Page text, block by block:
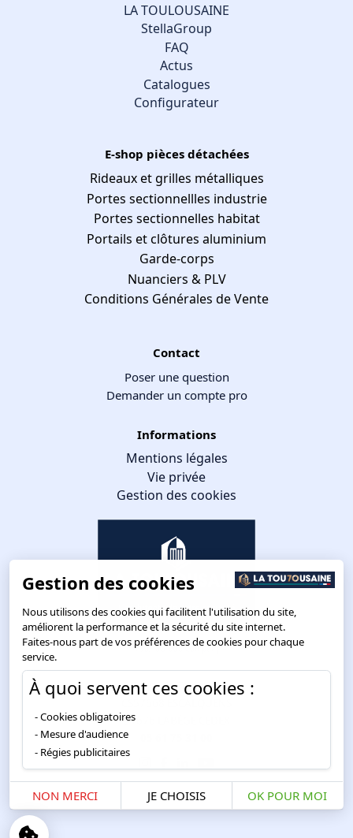
LA TOULOUSAINE
StellaGroup
FAQ
Actus
Catalogues
Configurateur
E-shop pièces détachées
Rideaux et grilles métalliques
Portes sectionnellles industrie
Portes sectionnelles habitat
Portails et clôtures aluminium
Garde-corps
Nuanciers & PLV
Conditions Générales de Vente
Contact
Poser une question
Demander un compte pro
Informations
Mentions légales
Vie privée
Gestion des cookies
Route de Toulouse
31676 LABÈGE CEDEX
Gestion des cookies
Nous utilisons des cookies qui facilitent l'utilisation du site,
améliorent la performance et la sécurité du site internet.
Faites-nous part de vos préférences de cookies pour chaque
service.
À quoi servent ces cookies :
Cookies obligatoires
Mesure d'audience
Régies publicitaires
NON MERCI JE CHOISIS OK POUR MOI